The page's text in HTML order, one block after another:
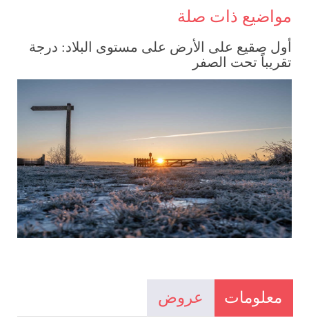
مواضيع ذات صلة
أول صقيع على الأرض على مستوى البلاد: درجة
تقريباً تحت الصفر
معلومات عروض